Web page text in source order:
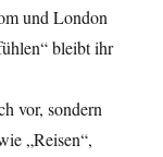
und London
bleibt ihr
vor, sondern
„Reisen“,